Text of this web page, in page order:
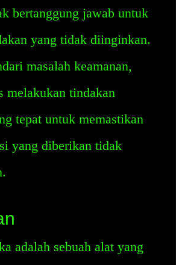
bertanggung jawab untuk
yang tidak diinginkan.
masalah keamanan,
melakukan tindakan
tepat untuk memastikan
yang diberikan tidak
adalah sebuah alat yang